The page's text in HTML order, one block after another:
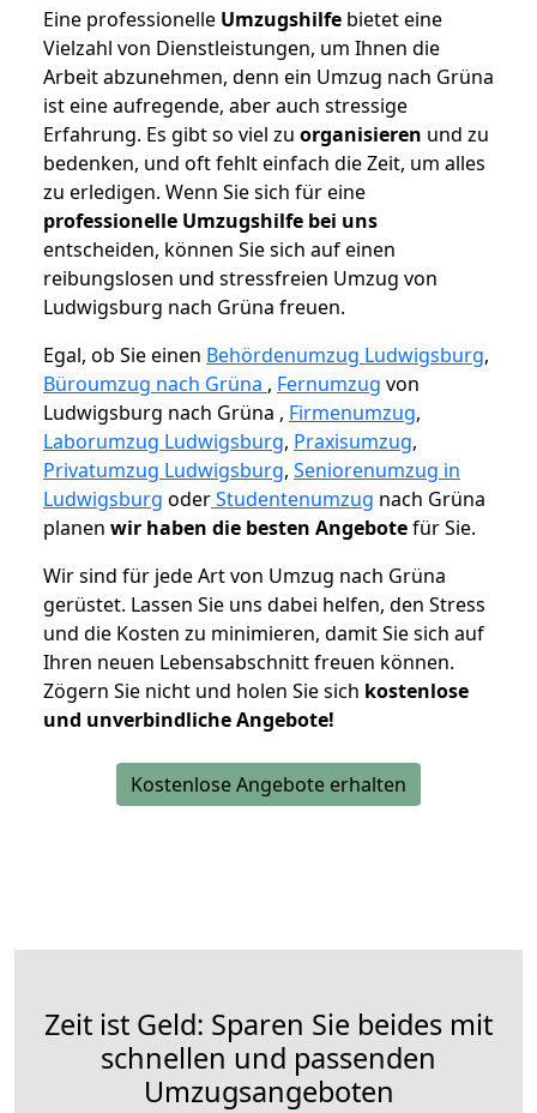
Eine professionelle Umzugshilfe bietet eine
Vielzahl von Dienstleistungen, um Ihnen die
Arbeit abzunehmen, denn ein Umzug nach Grüna
ist eine aufregende, aber auch stressige
Erfahrung. Es gibt so viel zu organisieren und zu
bedenken, und oft fehlt einfach die Zeit, um alles
zu erledigen. Wenn Sie sich für eine
professionelle Umzugshilfe bei uns
entscheiden, können Sie sich auf einen
reibungslosen und stressfreien Umzug von
Ludwigsburg nach Grüna freuen.
Egal, ob Sie einen Behördenumzug Ludwigsburg,
Büroumzug nach Grüna , Fernumzug von
Ludwigsburg nach Grüna , Firmenumzug,
Laborumzug Ludwigsburg, Praxisumzug,
Privatumzug Ludwigsburg, Seniorenumzug in
Ludwigsburg oderStudentenumzug nach Grüna
planen wir haben die besten Angebotefür Sie.
Wir sind für jede Art von Umzug nach Grüna
gerüstet. Lassen Sie uns dabei helfen, den Stress
und die Kosten zu minimieren, damit Sie sich auf
Ihren neuen Lebensabschnitt freuen können.
Zögern Sie nicht und holen Sie sich kostenlose
und unverbindliche Angebote!
Kostenlose Angebote erhalten
Zeit ist Geld: Sparen Sie beides mit
schnellen und passenden
Umzugsangeboten